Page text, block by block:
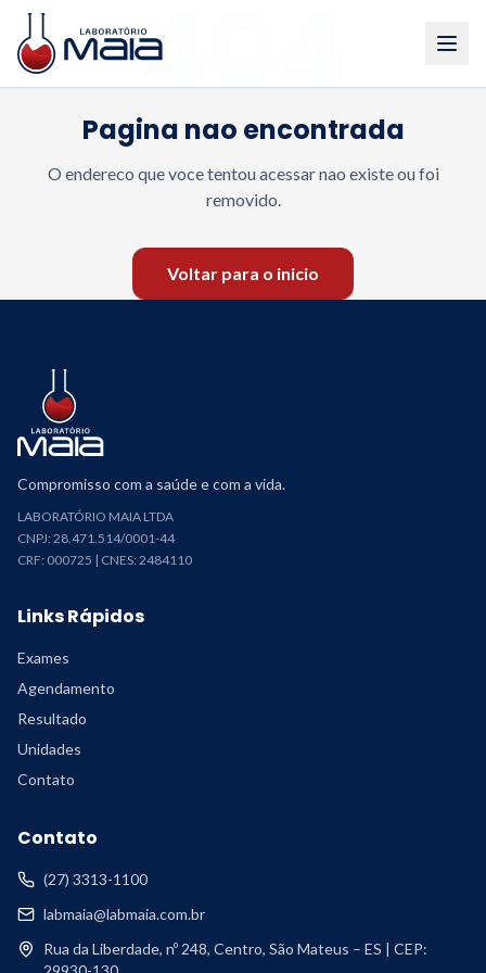
404
Pagina nao encontrada
O endereco que voce tentou acessar nao existe ou foi
removido.
Voltar para o inicio
Compromisso com a saúde e com a vida.
LABORATÓRIO MAIA LTDA
CNPJ: 28.471.514/0001-44
CRF: 000725 | CNES: 2484110
Links Rápidos
Exames
Agendamento
Resultado
Unidades
Contato
Contato
(27) 3313-1100
labmaia@labmaia.com.br
Rua da Liberdade, nº 248, Centro, São Mateus – ES | CEP: